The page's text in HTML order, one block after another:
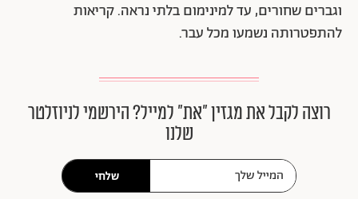
וגברים שחורים, עד למינימום בלתי נראה. קריאות
להתפטרותה נשמעו מכל עבר.
רוצה לקבל את מגזין ״את״ למייל? הירשמי לניוזלטר
שלנו
שלחי